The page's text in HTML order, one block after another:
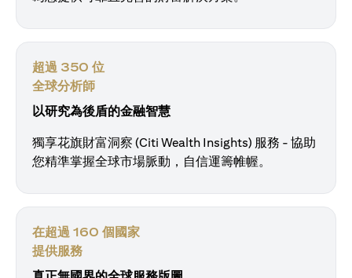
超過 350 位
全球分析師
以研究為後盾的金融智慧
獨享花旗財富洞察 (Citi Wealth Insights) 服務 - 協助
您精準掌握全球市場脈動，自信運籌帷幄。
在超過 160 個國家
提供服務